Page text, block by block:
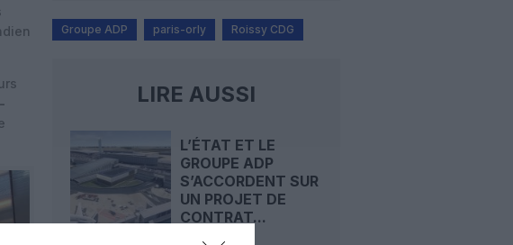
Groupe ADP paris-orly Roissy CDG
LIRE AUSSI
L’ÉTAT ET LE
GROUPE ADP
S’ACCORDENT SUR
UN PROJET DE
CONTRAT...